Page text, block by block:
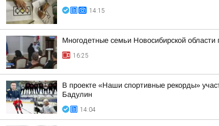
14:15
Многодетные семьи Новосибирской области
16:25
В проекте «Наши спортивные рекорды»
Бадулин
14:04